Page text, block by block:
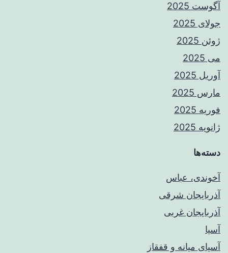
آگوست 2025
جولای 2025
ژوئن 2025
می 2025
آوریل 2025
مارس 2025
فوریه 2025
ژانویه 2025
دسته‌ها
آخوندی، عباس
آذربایجان شرقی
آذربایجان غربی
آسیا
آسیای میانه و قفقاز